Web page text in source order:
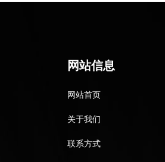
网站信息
网站首页
关于我们
联系方式